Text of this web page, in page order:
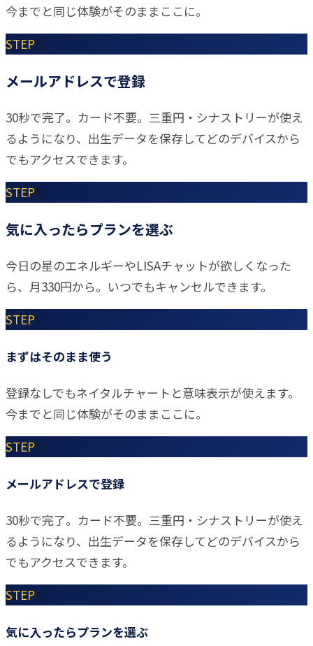
今までと同じ体験がそのままここに。
STEP2
メールアドレスで登録
30秒で完了。カード不要。三重円・シナストリーが使え
るようになり、出生データを保存してどのデバイスから
でもアクセスできます。
STEP3
気に入ったらプランを選ぶ
今日の星のエネルギーやLISAチャットが欲しくなった
ら、月330円から。いつでもキャンセルできます。
STEP1
まずはそのまま使う
登録なしでもネイタルチャートと意味表示が使えます。
今までと同じ体験がそのままここに。
STEP2
メールアドレスで登録
30秒で完了。カード不要。三重円・シナストリーが使え
るようになり、出生データを保存してどのデバイスから
でもアクセスできます。
STEP3
気に入ったらプランを選ぶ